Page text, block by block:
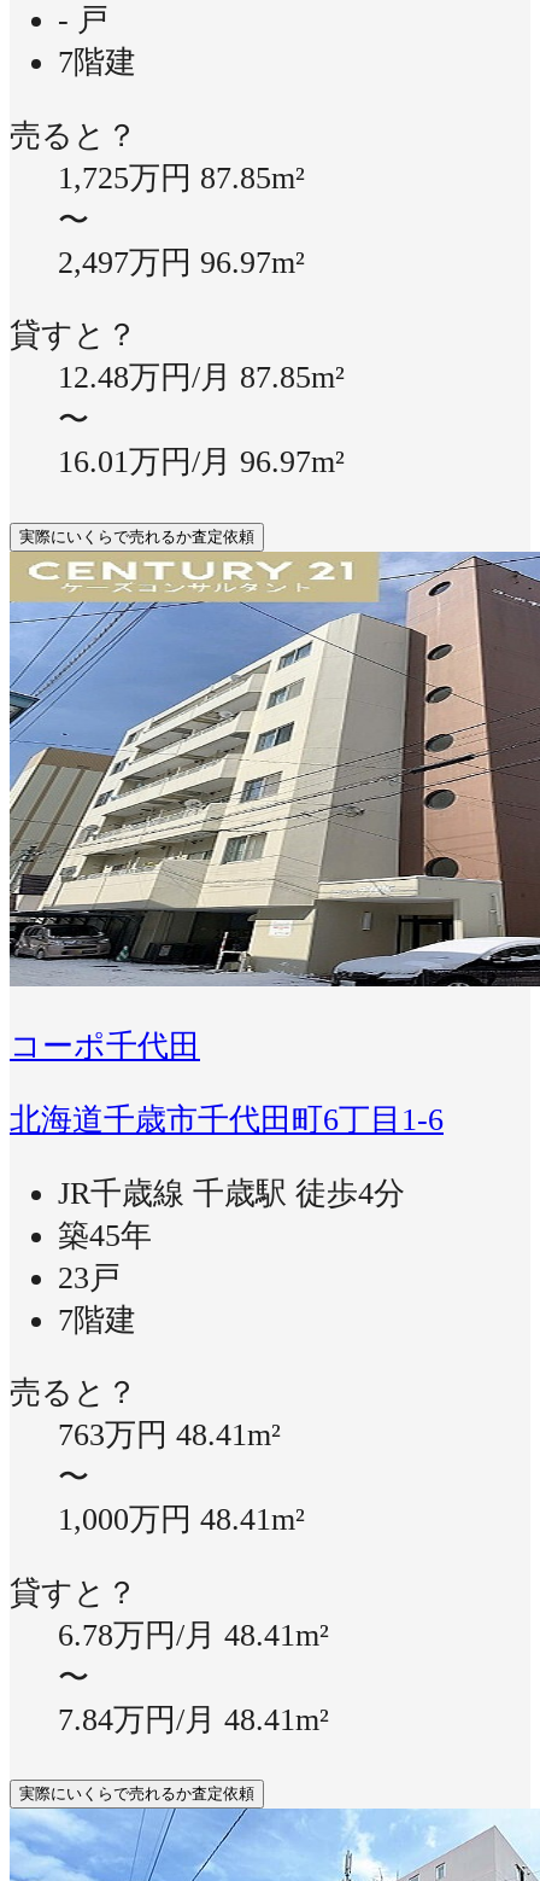
- 戸
7階建
売ると？
1,725万円 87.85m²
〜
2,497万円 96.97m²
貸すと？
12.48万円/月 87.85m²
〜
16.01万円/月 96.97m²
実際にいくらで売れるか査定依頼
コーポ千代田
北海道千歳市千代田町6丁目1-6
JR千歳線 千歳駅 徒歩4分
築45年
23戸
7階建
売ると？
763万円 48.41m²
〜
1,000万円 48.41m²
貸すと？
6.78万円/月 48.41m²
〜
7.84万円/月 48.41m²
実際にいくらで売れるか査定依頼